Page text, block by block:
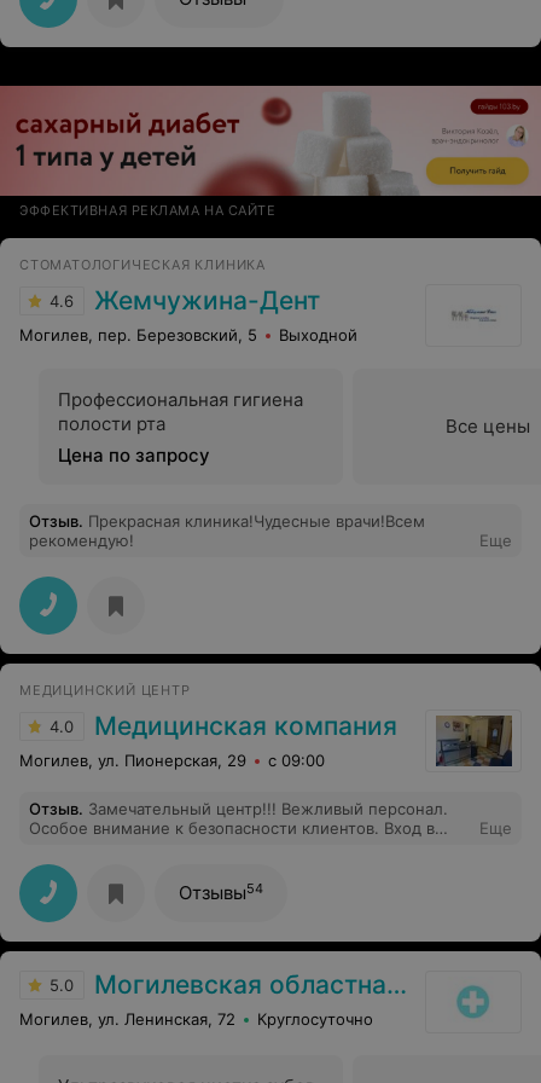
ЭФФЕКТИВНАЯ РЕКЛАМА НА САЙТЕ
СТОМАТОЛОГИЧЕСКАЯ КЛИНИКА
4.6 Жемчужина-Дент
Могилев, пер. Березовский, 5 Выходной
Профессиональная гигиена
полости рта
Цена по запросу
Все цены
Отзыв. Прекрасная клиника!Чудесные врачи!Всем
рекомендую!
Еще
МЕДИЦИНСКИЙ ЦЕНТР
4.0 Медицинская компания
Могилев, ул. Пионерская, 29 с 09:00
Отзыв. Замечательный центр!!! Вежливый персонал.
Особое внимание к безопасности клиентов. Вход в
чувствуешь себя в безопасности. Врачи на высшем
уровне. Будем наблюдаться всей семьёй. Очень
рекомендую. Персоналу желаю успехов в работе.
Еще
Отзывы54
5.0 Могилевская областная стоматологическая поликлиника
Могилев, ул. Ленинская, 72 Круглосуточно